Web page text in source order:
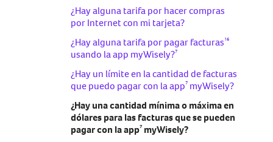
¿Qué sucede si olvido establecer un
aviso de viaje?
¿Se cobra una tarifa si mi tarjeta es
rechazada?
¿Wisely congelará mis fondos mientras
se resuelve una disputa?
¿Puedo modificar o anular un pago por
¿Puedo transferir fondos de mi tarjeta
tarjeta de débito externa?
entre pares)?
¿Hay alguna tarifa por hacer compras
por Internet con mi tarjeta?
¿Hay alguna tarifa por pagar facturas16
usando la app myWisely?7
¿Hay un límite en la cantidad de facturas
que puedo pagar con la app7 myWisely?
¿Hay una cantidad mínima o máxima en
dólares para las facturas que se pueden
pagar con la app7 myWisely?